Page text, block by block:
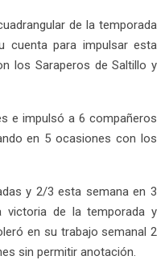
de la temporada
cuenta para impulsar esta
los Saraperos de Saltillo y
e impulsó a 6 compañeros
en 5 ocasiones con los
y 2/3 esta semana en 3
victoria de la temporada y
en su trabajo semanal 2
sin permitir anotación.